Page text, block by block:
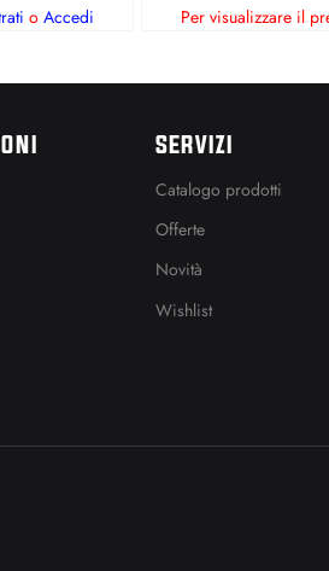
o Accedi
Per visualizzare il
SERVIZI
Catalogo prodotti
Offerte
Novità
Wishlist